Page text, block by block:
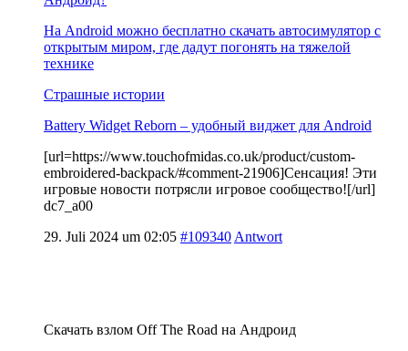
На Android можно бесплатно скачать автосимулятор с
открытым миром, где дадут погонять на тяжелой
технике
Страшные истории
Battery Widget Reborn – удобный виджет для Android
[url=https://www.touchofmidas.co.uk/product/custom-
embroidered-backpack/#comment-21906]Сенсация! Эти
игровые новости потрясли игровое сообщество![/url]
dc7_a00
29. Juli 2024 um 02:05 #109340 Antwort
Скачать взлом Off The Road на Андроид